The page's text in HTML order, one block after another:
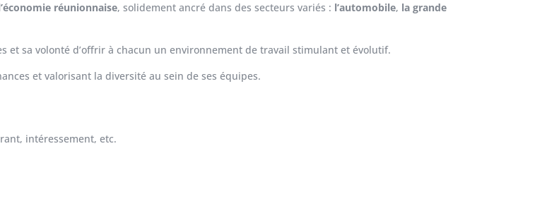
réunionnaise, solidement ancré dans des secteurs variés : l’automobile, la grande
et sa volonté d’offrir à chacun un environnement de travail stimulant et évolutif.
et valorisant la diversité au sein de ses équipes.
intéressement, etc.